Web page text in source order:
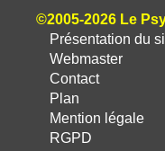
©2005-2026 Le
Présentation du
Webmaster
Contact
Plan
Mention légale
RGPD